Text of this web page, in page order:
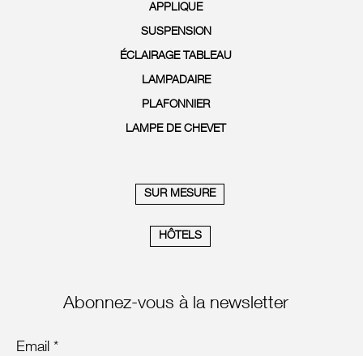
APPLIQUE
SUSPENSION
ÉCLAIRAGE TABLEAU
LAMPADAIRE
PLAFONNIER
LAMPE DE CHEVET
SUR MESURE
HÔTELS
Abonnez-vous à la newsletter
Email *